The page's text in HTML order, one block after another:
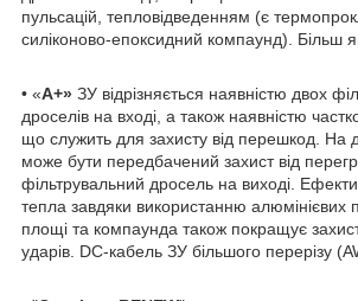
пульсацій, тепловідведенням (є
силіконово-епоксидний компаунд). Більш
• «А+» ЗУ відрізняється наявністю двох
дроселів на вході, а також наявністю
що служить для захисту від перешкод. На
може бути передбачений захист від
фільтрувальний дросель на виході.
тепла завдяки використанню алюмінієвих
площі та компаунда також покращує захист
ударів. DC-кабель ЗУ більшого перерізу